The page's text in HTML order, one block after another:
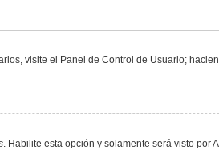
visite el Panel de Control de Usuario;
. Habilite esta opción y solamente será visto por